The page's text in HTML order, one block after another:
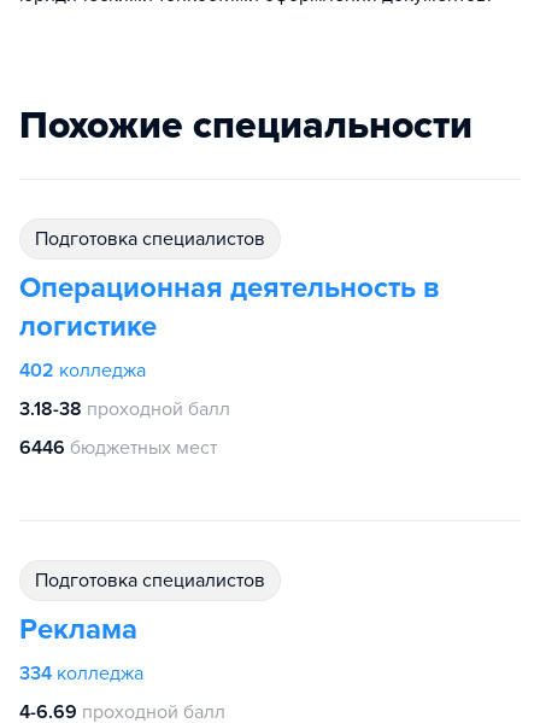
Похожие специальности
подготовка специалистов
Операционная деятельность в
логистике
402 колледжа
3.18-38 проходной балл
6446 бюджетных мест
подготовка специалистов
Реклама
334 колледжа
4-6.69 проходной балл